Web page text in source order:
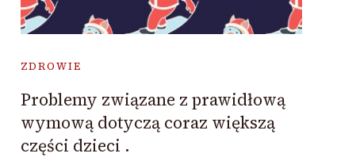
ZDROWIE
Problemy związane z prawidłową
wymową dotyczą coraz większą
części dzieci .